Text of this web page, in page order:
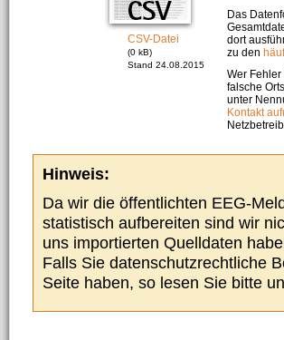
CSV-Datei
(0 kB)
Stand 24.08.2015
Das
dort
zu den
Wer
falsche
unter
Kontakt
Hinweis:
Da wir die öffentlichten EEG-
statistisch aufbereiten sind wir
uns importierten Quelldaten
Falls Sie datenschutzrechtliche
Seite haben, so lesen Sie bitte